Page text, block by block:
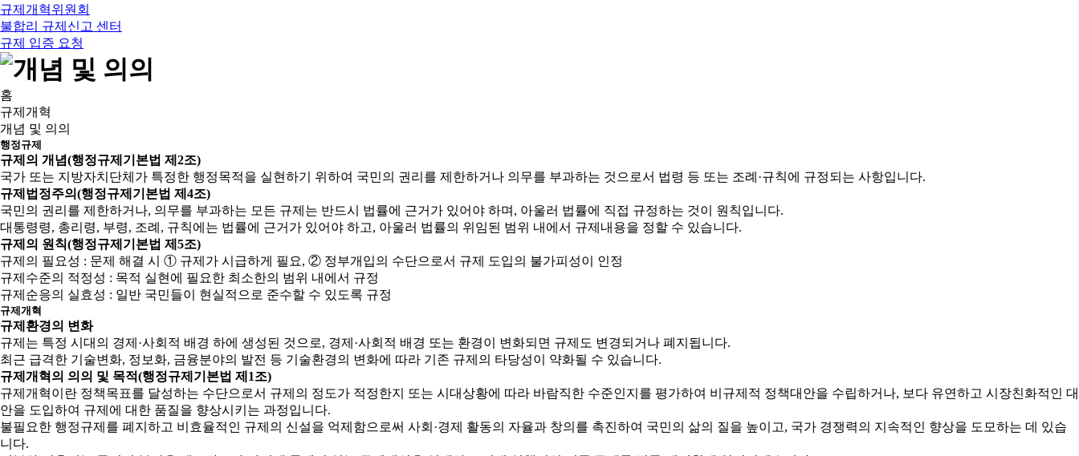
규제개혁위원회
불합리 규제신고 센터
규제 입증 요청
홈
규제개혁
개념 및 의의
행정규제
규제의 개념(행정규제기본법 제2조)
국가 또는 지방자치단체가 특정한 행정목적을 실현하기 위하여 국민의 권리를 제한하거나 의무를 부과하는 것으로서 법령 등 또는 조례·규칙에 규정되는 사항입니다.
규제법정주의(행정규제기본법 제4조)
국민의 권리를 제한하거나, 의무를 부과하는 모든 규제는 반드시 법률에 근거가 있어야 하며, 아울러 법률에 직접 규정하는 것이 원칙입니다.
대통령령, 총리령, 부령, 조례, 규칙에는 법률에 근거가 있어야 하고, 아울러 법률의 위임된 범위 내에서 규제내용을 정할 수 있습니다.
규제의 원칙(행정규제기본법 제5조)
규제의 필요성 : 문제 해결 시 ① 규제가 시급하게 필요, ② 정부개입의 수단으로서 규제 도입의 불가피성이 인정
규제수준의 적정성 : 목적 실현에 필요한 최소한의 범위 내에서 규정
규제순응의 실효성 : 일반 국민들이 현실적으로 준수할 수 있도록 규정
규제개혁
규제환경의 변화
규제는 특정 시대의 경제·사회적 배경 하에 생성된 것으로, 경제·사회적 배경 또는 환경이 변화되면 규제도 변경되거나 폐지됩니다.
최근 급격한 기술변화, 정보화, 금융분야의 발전 등 기술환경의 변화에 따라 기존 규제의 타당성이 약화될 수 있습니다.
규제개혁의 의의 및 목적(행정규제기본법 제1조)
규제개혁이란 정책목표를 달성하는 수단으로서 규제의 정도가 적정한지 또는 시대상황에 따라 바람직한 수준인지를 평가하여 비규제적 정책대안을 수립하거나, 보다 유연하고 시장친화적인 대
안을 도입하여 규제에 대한 품질을 향상시키는 과정입니다.
불필요한 행정규제를 폐지하고 비효율적인 규제의 신설을 억제함으로써 사회·경제 활동의 자율과 창의를 촉진하여 국민의 삶의 질을 높이고, 국가 경쟁력의 지속적인 향상을 도모하는 데 있습
니다.